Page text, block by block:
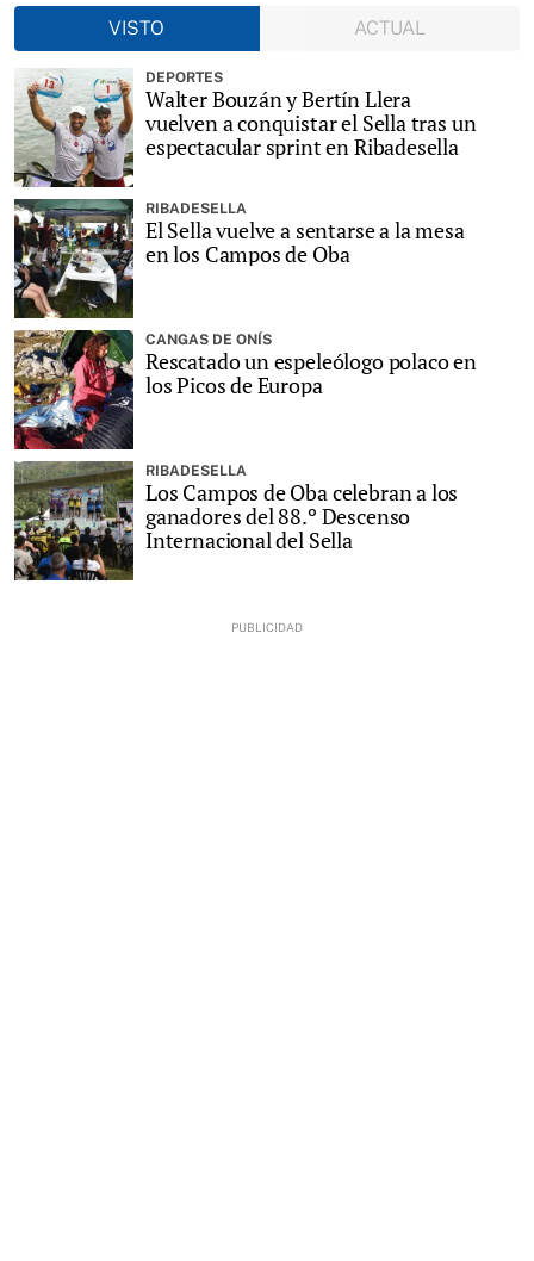
VISTO
ACTUAL
DEPORTES
Walter Bouzán y Bertín Llera
vuelven a conquistar el Sella tras un
espectacular sprint en Ribadesella
RIBADESELLA
El Sella vuelve a sentarse a la mesa
en los Campos de Oba
CANGAS DE ONÍS
Rescatado un espeleólogo polaco en
los Picos de Europa
RIBADESELLA
Los Campos de Oba celebran a los
ganadores del 88.º Descenso
Internacional del Sella